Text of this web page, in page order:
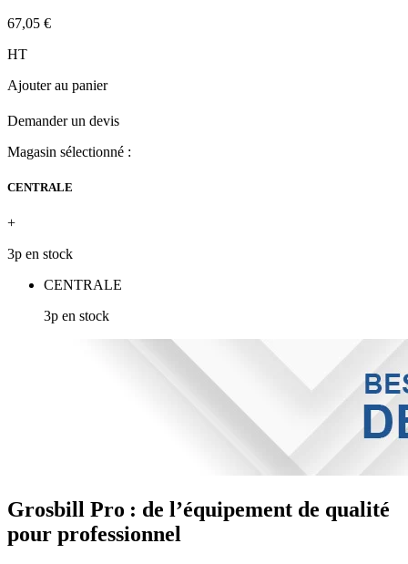
67,05 €
HT
Ajouter au panier
Demander un devis
Magasin sélectionné :
CENTRALE
+
3p en stock
CENTRALE
3p en stock
Grosbill Pro : de l’équipement de qualité
pour professionnel